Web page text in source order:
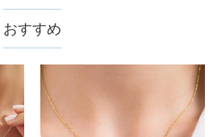
おすすめ